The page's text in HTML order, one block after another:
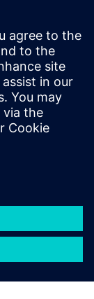
Design
AI to
validating
efficiency
'Copilot.'